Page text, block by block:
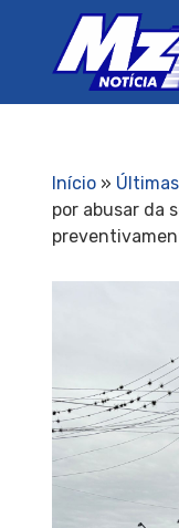
Início»
por abusar da